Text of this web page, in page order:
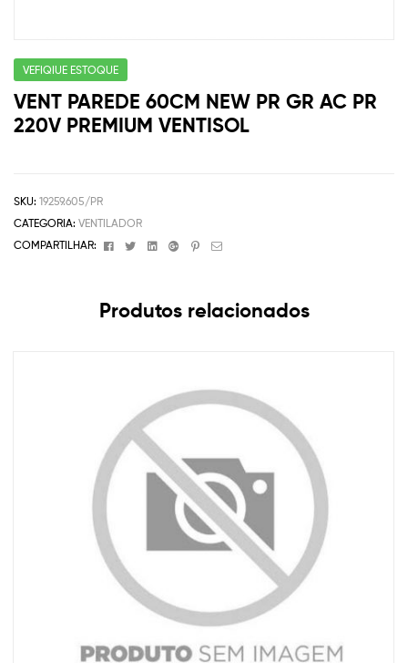
VEFIQIUE ESTOQUE
VENT PAREDE 60CM NEW PR GR AC PR
220V PREMIUM VENTISOL
SKU: 19259.605/PR
CATEGORIA: VENTILADOR
COMPARTILHAR:
FacebookTwitterLinkedinGoogle+Pinterest
Email
Produtos relacionados